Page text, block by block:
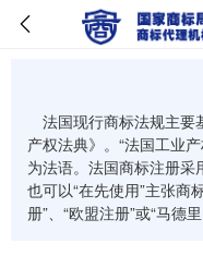
法国现行商标法规主
产权法典》。“法国工业
为法语。法国商标注册采
也可以“在先使用”主张商
册”、“欧盟注册”或“马德